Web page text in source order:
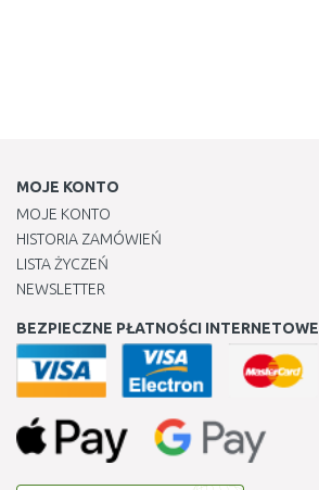
MOJE KONTO
MOJE KONTO
HISTORIA ZAMÓWIEŃ
LISTA ŻYCZEŃ
NEWSLETTER
BEZPIECZNE PŁATNOŚCI INTERNETOWE